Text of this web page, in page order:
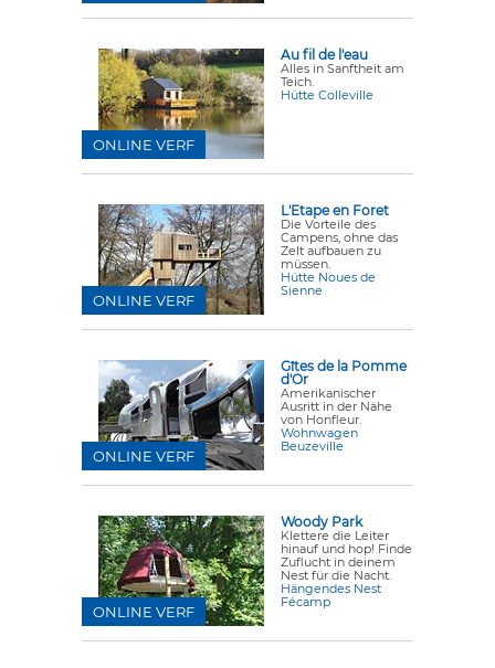
Au fil de l'eau
Alles in Sanftheit am
Teich.
Hütte Colleville
ONLINE VERF
L'Etape en Foret
Die Vorteile des
Campens, ohne das
Zelt aufbauen zu
müssen.
Hütte Noues de
Sienne
ONLINE VERF
Gîtes de la Pomme
d'Or
Amerikanischer
Ausritt in der Nähe
von Honfleur.
Wohnwagen
Beuzeville
ONLINE VERF
Woody Park
Klettere die Leiter
hinauf und hop! Finde
Zuflucht in deinem
Nest für die Nacht.
Hängendes Nest
Fécamp
ONLINE VERF